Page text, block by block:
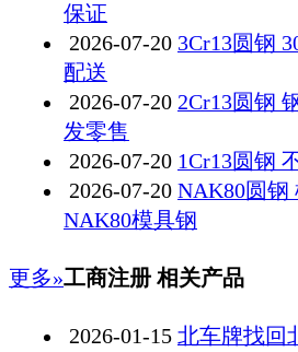
保证
2026-07-20 3Cr13圆钢
配送
2026-07-20 2Cr13圆钢
发零售
2026-07-20 1Cr13圆钢
2026-07-20 NAK80圆钢
NAK80模具钢
更多»工商注册 相关产品
2026-01-15 北车牌找回